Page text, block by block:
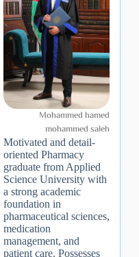
Mohammed hamed
mohammed saleh
Motivated and detail-
oriented Pharmacy
graduate from Applied
Science University with
a strong academic
foundation in
pharmaceutical sciences,
medication
management, and
patient care. Possesses